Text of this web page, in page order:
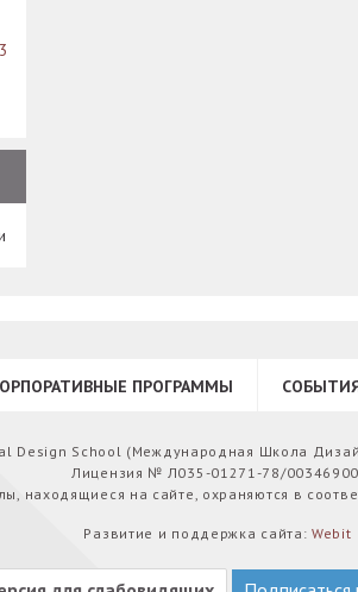
ПРОГРАММЫ
Design School (Международная Школа
Лицензия № Л035-01271-78/
находящиеся на сайте, охраняются в
Развитие и поддержка сайта:Webit